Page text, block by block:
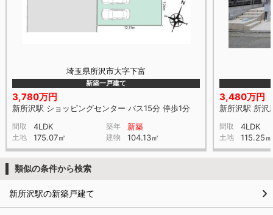
埼玉県所沢市大字下富
新築一戸建て
3,780万円
新所沢駅 ショッピングセンター バス15分 停歩1分
間取 4LDK 築年 新築
土地 175.07㎡ 建物 104.13㎡
3,480万円
新所沢駅 所沢
間取 4LDK
土地 115.25㎡
類似の条件から検索
新所沢駅の新築戸建て